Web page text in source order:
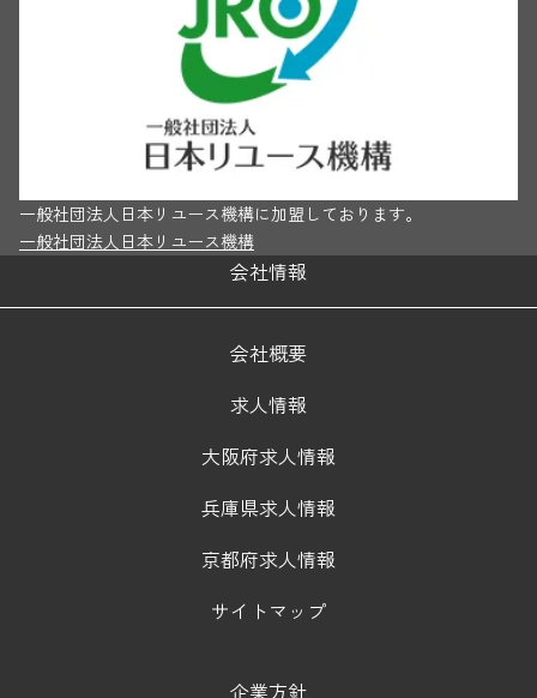
一般社団法人日本リユース機構に加盟しております。
一般社団法人日本リユース機構
会社情報
会社概要
求人情報
大阪府求人情報
兵庫県求人情報
京都府求人情報
サイトマップ
企業方針